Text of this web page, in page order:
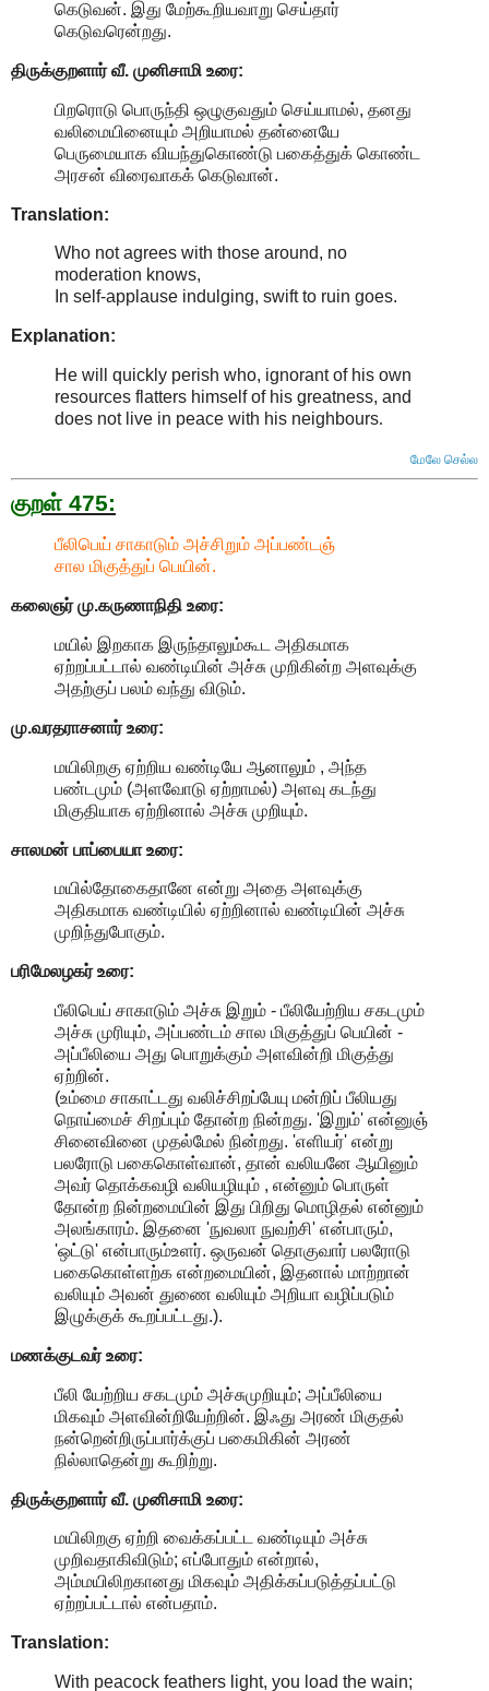
கெடுவன். இது மேற்கூறியவாறு செய்தார்
கெடுவரென்றது.
திருக்குறளார் வீ. முனிசாமி உரை:
பிறரொடு பொருந்தி ஒழுகுவதும் செய்யாமல், தனது
வலிமையினையும் அறியாமல் தன்னையே
பெருமையாக வியந்துகொண்டு பகைத்துக் கொண்ட
அரசன் விரைவாகக் கெடுவான்.
Translation:
Who not agrees with those around, no
moderation knows,
In self-applause indulging, swift to ruin goes.
Explanation:
He will quickly perish who, ignorant of his own
resources flatters himself of his greatness, and
does not live in peace with his neighbours.
மேலே செல்ல
குறள் 475:
பீலிபெய் சாகாடும் அச்சிறும் அப்பண்டஞ்
சால மிகுத்துப் பெயின்.
கலைஞர் மு.கருணாநிதி உரை:
மயில் இறகாக இருந்தாலும்கூட அதிகமாக
ஏற்றப்பட்டால் வண்டியின் அச்சு முறிகின்ற அளவுக்கு
அதற்குப் பலம் வந்து விடும்.
மு.வரதராசனார்உரை:
மயிலிறகு ஏற்றிய வண்டியே ஆனாலும் , அந்த
பண்டமும் (அளவோடு ஏற்றாமல்) அளவு கடந்து
மிகுதியாக ஏற்றினால் அச்சு முறியும்.
சாலமன் பாப்பையா உரை:
மயில்தோகைதானே என்று அதை அளவுக்கு
அதிகமாக வண்டியில் ஏற்றினால் வண்டியின் அச்சு
முறிந்துபோகும்.
பரிமேலழகர் உரை:
பீலிபெய் சாகாடும் அச்சு இறும் - பீலியேற்றிய சகடமும்
அச்சு முரியும், அப்பண்டம் சால மிகுத்துப் பெயின் -
அப்பீலியை அது பொறுக்கும் அளவின்றி மிகுத்து
ஏற்றின்.
(உம்மை சாகாட்டது வலிச்சிறப்பேயு மன்றிப் பீலியது
நொய்மைச் சிறப்பும் தோன்ற நின்றது. 'இறும்' என்னுஞ்
சினைவினை முதல்மேல் நின்றது. 'எளியர்' என்று
பலரோடு பகைகொள்வான், தான் வலியனே ஆயினும்
அவர் தொக்கவழி வலியழியும் , என்னும் பொருள்
தோன்ற நின்றமையின் இது பிறிது மொழிதல் என்னும்
அலங்காரம். இதனை 'நுவலா நுவற்சி' என்பாரும்,
'ஒட்டு' என்பாரும்உளர். ஒருவன் தொகுவார் பலரோடு
பகைகொள்ளற்க என்றமையின், இதனால் மாற்றான்
வலியும் அவன் துணை வலியும் அறியா வழிப்படும்
இழுக்குக் கூறப்பட்டது.).
மணக்குடவர் உரை:
பீலி யேற்றிய சகடமும் அச்சுமுறியும்; அப்பீலியை
மிகவும் அளவின்றியேற்றின். இஃது அரண் மிகுதல்
நன்றென்றிருப்பார்க்குப் பகைமிகின் அரண்
நில்லாதென்று கூறிற்று.
திருக்குறளார் வீ. முனிசாமி உரை:
மயிலிறகு ஏற்றி வைக்கப்பட்ட வண்டியும் அச்சு
முறிவதாகிவிடும்; எப்போதும் என்றால்,
அம்மயிலிறகானது மிகவும் அதிக்கப்படுத்தப்பட்டு
ஏற்றப்பட்டால் என்பதாம்.
Translation:
With peacock feathers light, you load the wain;